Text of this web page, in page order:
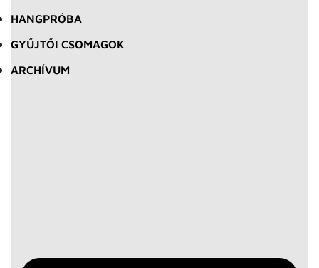
HANGPRÓBA
GYŰJTŐI CSOMAGOK
ARCHÍVUM